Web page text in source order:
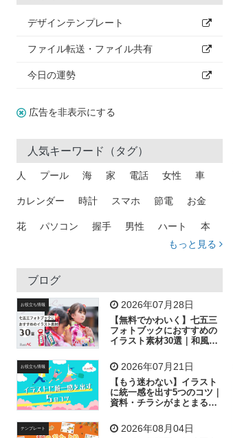
デザインテンプレート
ファイル転送・ファイル共有
今日の運勢
広告を非表示にする
人気キーワード（タグ）
人 プール 海 家 電話 女性 車
カレンダー 時計 スマホ 節電 お金
花 パソコン 握手 男性 ハート 本
トラック 木
吹き出し
飛行機 グラフ ビル 魚 家族 書類
歩く 工場 会社 太陽 キラキラ
子供 作業員 相談 ピクトグラム
もっと見る
ブログ
お役立ち情報 2026年07月28日
【無料でかわいく】七五三
フォトブックにおすすめの
イラスト素材30選｜和風の
お役立ち情報 2026年07月21日
【もう迷わない】イラスト
に統一感を出す5つのコツ｜
資料・チラシがまとまるフ
テンプレート 2026年08月04日